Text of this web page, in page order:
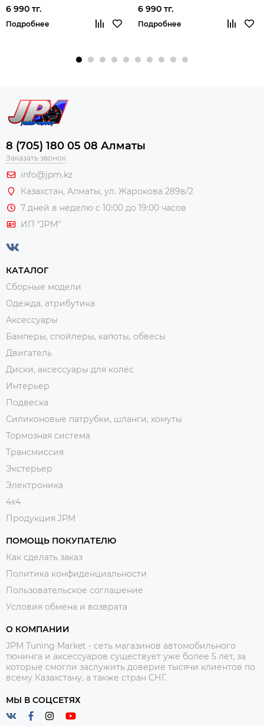
6 990 тг.
Подробнее
6 990 тг.
Подробнее
8 (705) 180 05 08 Алматы
Заказать звонок
info@jpm.kz
Казахстан, Алматы, ул. Жарокова 289в/2
7 дней в неделю с 10:00 до 19:00 часов
ИП "JPM"
КАТАЛОГ
Сборные модели
Одежда, атрибутика
Аксессуары
Бамперы, спойлеры, капоты, обвесы
Двигатель
Диски, аксессуары для колёс
Интерьер
Подвеска
Силиконовые патрубки, шланги, хомуты
Тормозная система
Трансмиссия
Экстерьер
Электроника
4x4
Продукция JPM
ПОМОЩЬ ПОКУПАТЕЛЮ
Как сделать заказ
Политика конфиденциальности
Пользовательское соглашение
Условия обмена и возврата
О КОМПАНИИ
JPM Tuning Market - сеть магазинов автомобильного
тюнинга и аксессуаров существует уже более 5 лет, за
которые смогли заслужить доверие тысячи клиентов по
всему Казахстану, а также стран СНГ.
МЫ В СОЦСЕТЯХ